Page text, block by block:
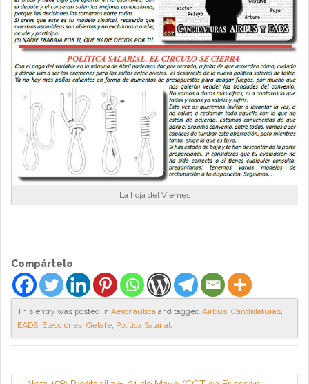
La hoja del Viernes
Compártelo
This entry was posted in Aeronáutica and tagged Airbus, Candidaturas,
EADS, Elecciones, Getafe, Política Salarial.